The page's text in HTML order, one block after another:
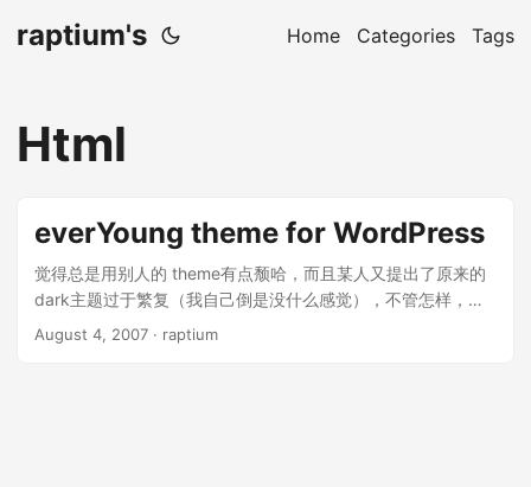
raptium's Home Categories Tags
Html
everYoung theme for WordPress
觉得总是用别人的 theme有点颓哈，而且某人又提出了原来的
dark主题过于繁复（我自己倒是没什么感觉），不管怎样，一
直都想自己做一款theme自己用的。 所以，正值本人21岁生日
August 4, 2007 · raptium